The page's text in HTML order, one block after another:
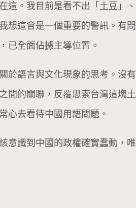
這。我目前是看不出「土豆」、
想這會是一個重要的警訊。有問
已全面佔據主導位置。
於語言與文化現象的思考。沒有
間的關聯，反覆思索台灣這塊土
心去看待中國用語問題。
意識到中國的政權確實蠢動，唯